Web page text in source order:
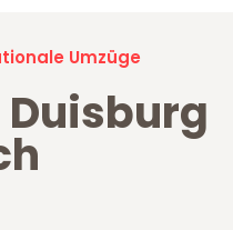
Umzüge
Duisburg